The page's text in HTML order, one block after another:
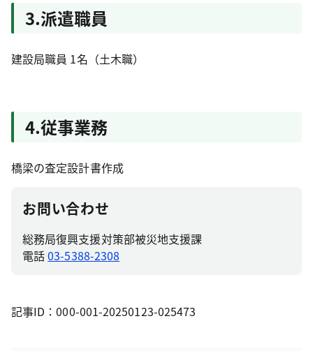
3.派遣職員
建設局職員 1名（土木職）
4.従事業務
橋梁の査定設計書作成
お問い合わせ
総務局復興支援対策部被災地支援課
電話03-5388-2308
記事ID：000-001-20250123-025473